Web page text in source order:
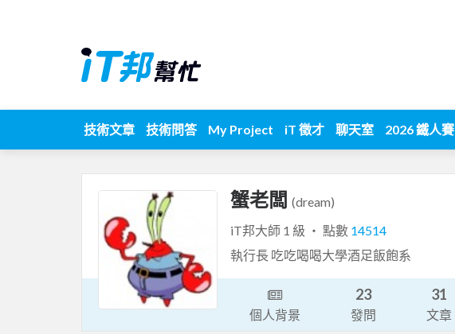
技術文章 技術問答 My Project iT 徵才 聊天室 2026 鐵人賽
蟹老闆 (dream)
iT邦大師 1 級 ‧ 點數 14514
執行長 吃吃喝喝大學酒足飯飽系
個人背景
23
發問
31
文章